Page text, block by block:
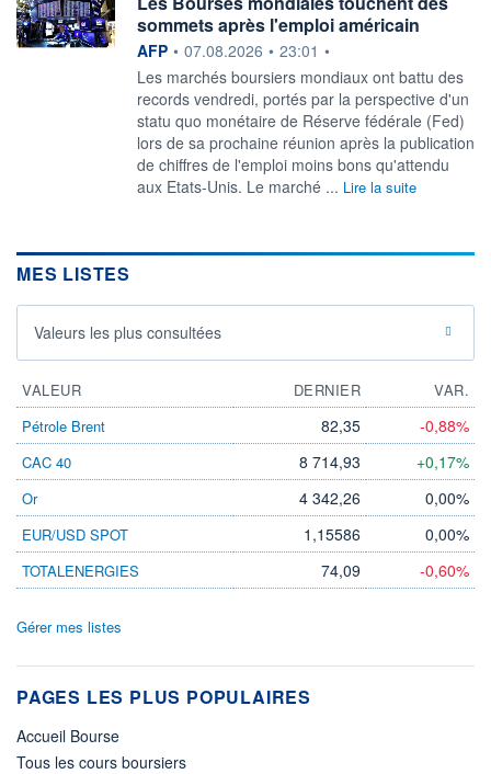
sommets après l'emploi américain
information fournie par
AFP • 07.08.2026 • 23:01 •
Les marchés boursiers mondiaux ont battu des
records vendredi, portés par la perspective d'un
statu quo monétaire de Réserve fédérale (Fed)
lors de sa prochaine réunion après la publication
de chiffres de l'emploi moins bons qu'attendu
aux Etats-Unis. Le marché ... Lire la suite
MES LISTES
Valeurs les plus consultées
VALEUR DERNIER
VAR.
Pétrole Brent
82,35 -0,88%
CAC 40 8 714,93 +0,17%
Or 4 342,26 0,00%
EUR/USD SPOT 1,15586 0,00%
TOTALENERGIES 74,09 -0,60%
Gérer mes listes
PAGES LES PLUS POPULAIRES
Accueil Bourse
Tous les cours boursiers